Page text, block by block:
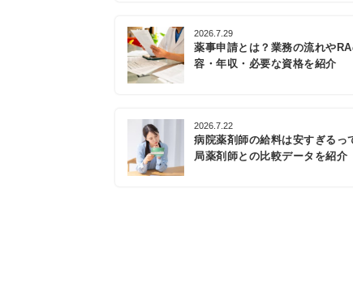
2026.7.29
薬事申請とは？業務の流れや
容・年収・必要な資格を紹介
2026.7.22
病院薬剤師の給料は安すぎるっ
局薬剤師との比較データを紹介